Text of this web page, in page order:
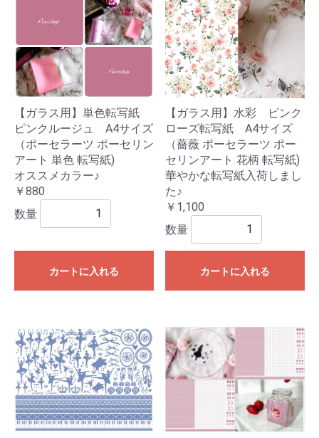
【ガラス用】単色転写紙
ピンクルージュ A4サイズ
（ポーセラーツ ポーセリン
アート 単色 転写紙)
オススメカラー♪
￥880
数量
カートに入れる
【ガラス用】水彩 ピンク
ローズ転写紙 A4サイズ
（薔薇 ポーセラーツ ポー
セリンアート 花柄 転写紙)
華やかな転写紙入荷しまし
た♪
￥1,100
数量
カートに入れる